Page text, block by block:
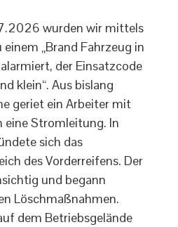
wurden wir mittels
„Brand Fahrzeug in
der Einsatzcode
klein“. Aus bislang
geriet ein Arbeiter mit
eine Stromleitung. In
sich das
des Vorderreifens. Der
und begann
Löschmaßnahmen.
dem Betriebsgelände